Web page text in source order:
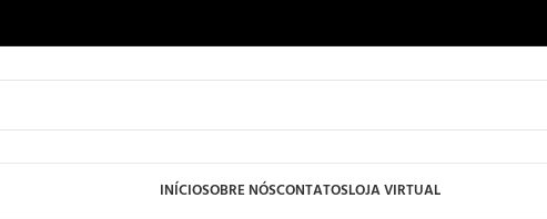
INÍCIOSOBRE NÓSCONTATOSLOJA VIRTUAL